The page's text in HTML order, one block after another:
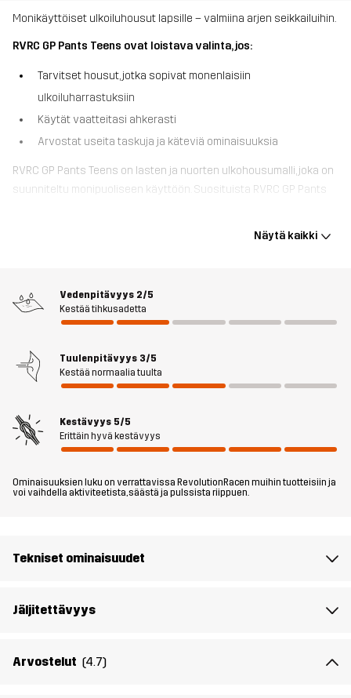
Monikäyttöiset ulkoiluhousut lapsille – valmiina arjen seikkailuihin.
RVRC GP Pants Teens ovat loistava valinta, jos:
Tarvitset housut, jotka sopivat monenlaisiin
ulkoiluharrastuksiin
Käytät vaatteitasi ahkerasti
Arvostat useita taskuja ja käteviä ominaisuuksia
RVRC GP Pants Teens on lasten ja nuorten ulkohousumalli, joka on
suunniteltu monipuoliseen käyttöön. Suosituista RVRC GP Pants
joustonauhalla, ja lahkeensuut voi mukauttaa tarrakiinnityksen
avulla istuvuuden parantamiseksi. Neljä käytännöllistä taskua
varmistavat täydellisen istuvuuden. Olipa kyseessä retkeily
luonnossa tai leikki kotipihalla, RVRC GP Pants Teens -housut ovat
Tyttömalli on 164 cm pitkä ja käyttää kokoa 164
Poikamalli on 164 cm pitkä ja käyttää kokoa 164
Istuvuus REGULAR
Vuori
Paino
Näytä kaikki
Vedenpitävyys 2/5
Kestää tihkusadetta
Tuulenpitävyys 3/5
Kestää normaalia tuulta
Kestävyys 5/5
Erittäin hyvä kestävyys
Ominaisuuksien luku on verrattavissa RevolutionRacen muihin tuotteisiin ja
voi vaihdella aktiviteetista, säästä ja pulssista riippuen.
Tekniset ominaisuudet
Jäljitettävyys
Arvostelut (4.7)